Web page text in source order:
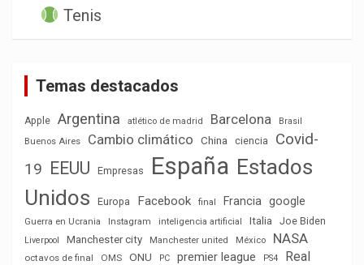
Tenis
Temas destacados
Apple Argentina atlético de madrid Barcelona
Brasil
Buenos Aires
Cambio climático China ciencia
Covid-
19 EEUU Empresas España Estados
Unidos
Europa Facebook final Francia google
Guerra en Ucrania Instagram inteligencia artificial Italia Joe Biden
Liverpool Manchester city Manchester united México NASA
octavos de final OMS ONU PC premier league PS4
Real